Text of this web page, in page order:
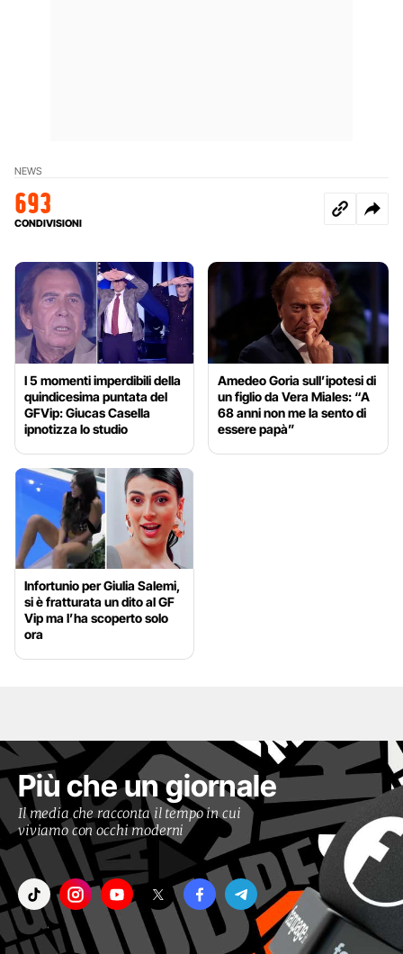
NEWS
693
CONDIVISIONI
I 5 momenti imperdibili della
quindicesima puntata del
GFVip: Giucas Casella
ipnotizza lo studio
Amedeo Goria sull’ipotesi di
un figlio da Vera Miales: “A
68 anni non me la sento di
essere papà”
Infortunio per Giulia Salemi,
si è fratturata un dito al GF
Vip ma l’ha scoperto solo
ora
Più che un giornale
Il media che racconta il tempo in cui
viviamo con occhi moderni